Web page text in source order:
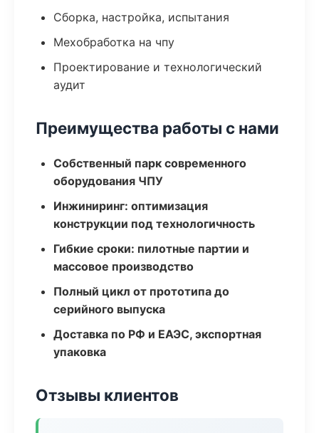
Сборка, настройка, испытания
Мехобработка на чпу
Проектирование и технологический
аудит
Преимущества работы с нами
Собственный парк современного
оборудования ЧПУ
Инжиниринг: оптимизация
конструкции под технологичность
Гибкие сроки: пилотные партии и
массовое производство
Полный цикл от прототипа до
серийного выпуска
Доставка по РФ и ЕАЭС, экспортная
упаковка
Отзывы клиентов